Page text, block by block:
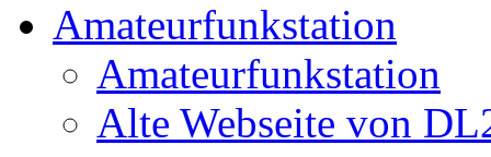
Amateurfunkstation
Amateurfunkstation
Alte Webseite von